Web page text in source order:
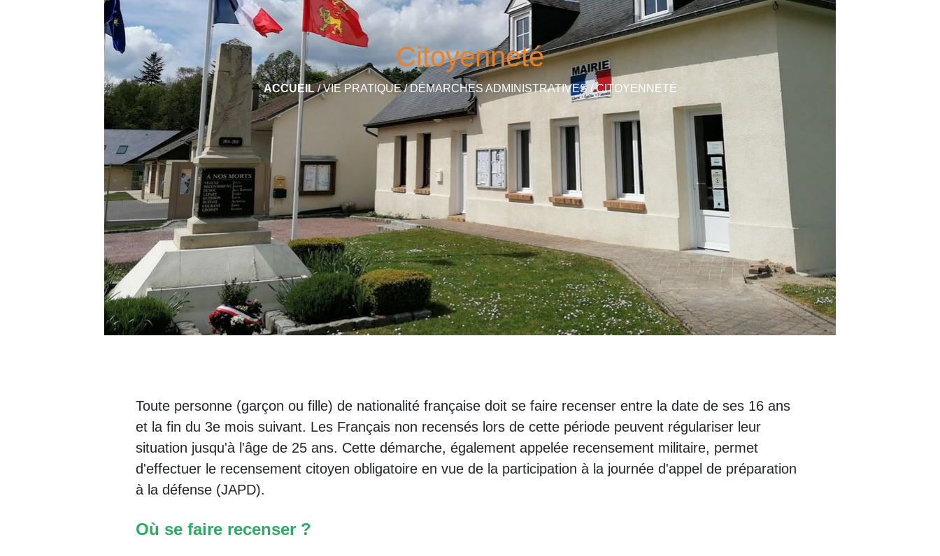
Citoyenneté
ACCUEIL/VIE PRATIQUE/DÉMARCHES ADMINISTRATIVES/CITOYENNETÉ
Toute personne (garçon ou fille) de nationalité française doit se faire recenser entre la date de ses 16 ans
et la fin du 3e mois suivant. Les Français non recensés lors de cette période peuvent régulariser leur
situation jusqu'à l'âge de 25 ans. Cette démarche, également appelée recensement militaire, permet
d'effectuer le recensement citoyen obligatoire en vue de la participation à la journée d'appel de préparation
à la défense (JAPD).
Où se faire recenser ?